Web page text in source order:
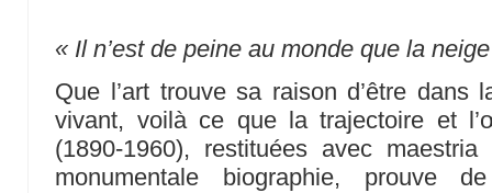
« Il n’est de peine au monde que la
Que l’art trouve sa raison d’être dans
vivant, voilà ce que la trajectoire et
(1890-1960), restituées avec
monumentale biographie, prouve